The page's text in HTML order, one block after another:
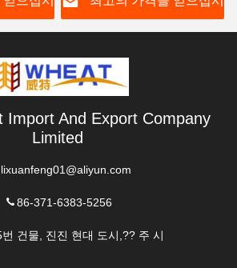
Import And Export Company
Limited
lixuanfeng01@aliyun.com
86-371-6383-5256
건물, 진진 현대 도시,?? 주 시